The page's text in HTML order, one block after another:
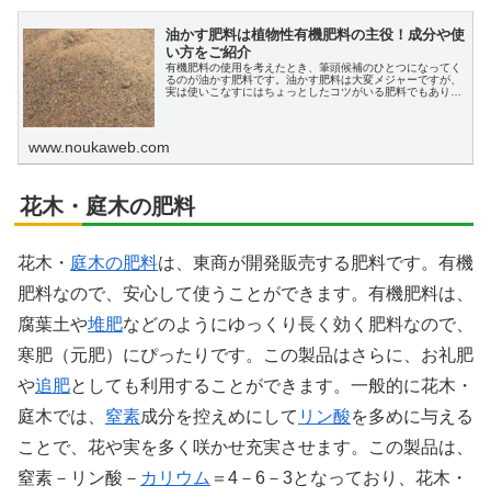
油かす肥料は植物性有機肥料の主役！成分や使
い方をご紹介
有機肥料の使用を考えたとき、筆頭候補のひとつになってく
るのが油かす肥料です。油かす肥料は大変メジャーですが、
実は使いこなすにはちょっとしたコツがいる肥料でもありま
www.noukaweb.com
花木・庭木の肥料
花木・ 庭木の肥料は、東商が開発販売する肥料です。有機
肥料なので、安心して使うことができます。有機肥料は、
腐葉土や堆肥などのようにゆっくり長く効く肥料なので、
寒肥（元肥）にぴったりです。この製品はさらに、お礼肥
や追肥としても利用することができます。一般的に花木・
庭木では、 窒素成分を控えめにして リン酸を多めに与える
ことで、花や実を多く咲かせ充実させます。この製品は、
窒素－リン酸－ カリウム ＝4－6－3となっており、花木・